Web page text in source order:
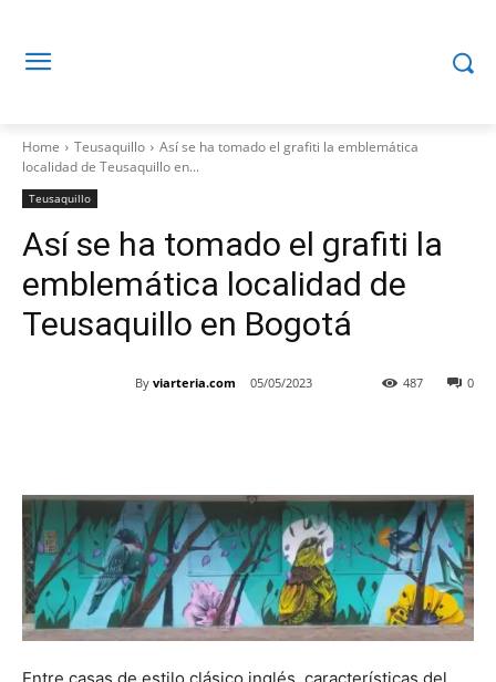
Home Teusaquillo
Así se ha tomado el grafiti la emblemática
localidad de Teusaquillo en...
Teusaquillo
Así se ha tomado el grafiti la
emblemática localidad de
Teusaquillo en Bogotá
By viarteria.com 05/05/2023 0
487